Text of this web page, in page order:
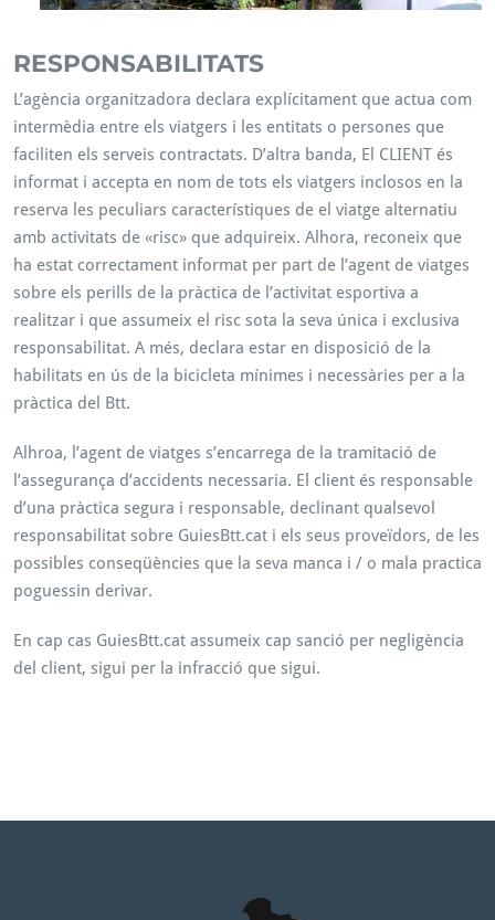
RESPONSABILITATS
L’agència organitzadora declara explícitament que actua com
intermèdia entre els viatgers i les entitats o persones que
faciliten els serveis contractats. D’altra banda, El CLIENT és
informat i accepta en nom de tots els viatgers inclosos en la
reserva les peculiars característiques de el viatge alternatiu
amb activitats de «risc» que adquireix. Alhora, reconeix que
ha estat correctament informat per part de l’agent de viatges
sobre els perills de la pràctica de l’activitat esportiva a
realitzar i que assumeix el risc sota la seva única i exclusiva
responsabilitat. A més, declara estar en disposició de la
habilitats en ús de la bicicleta mínimes i necessàries per a la
pràctica del Btt.
Alhroa, l’agent de viatges s’encarrega de la tramitació de
l’assegurança d’accidents necessaria. El client és responsable
d’una pràctica segura i responsable, declinant qualsevol
responsabilitat sobre GuiesBtt.cat i els seus proveïdors, de les
possibles conseqüències que la seva manca i / o mala practica
poguessin derivar.
En cap cas GuiesBtt.cat assumeix cap sanció per negligència
del client, sigui per la infracció que sigui.